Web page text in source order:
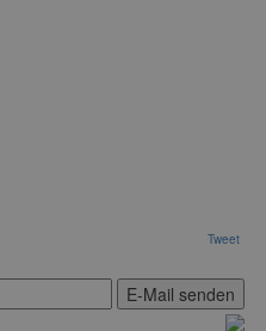
Tweet
E-Mail senden